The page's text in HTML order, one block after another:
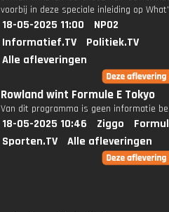
voorbij in deze speciale inleiding op
18-05-2025 11:00
NPO2
Informatief.TV
Politiek.TV
Alle afleveringen
Rowland wint Formule E Tokyo
Van dit programma is geen informatie
18-05-2025 10:46 Ziggo
Sporten.TV
Alle afleveringen